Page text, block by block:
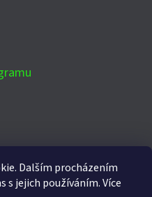
Dalším procházením
jejich používáním. Více